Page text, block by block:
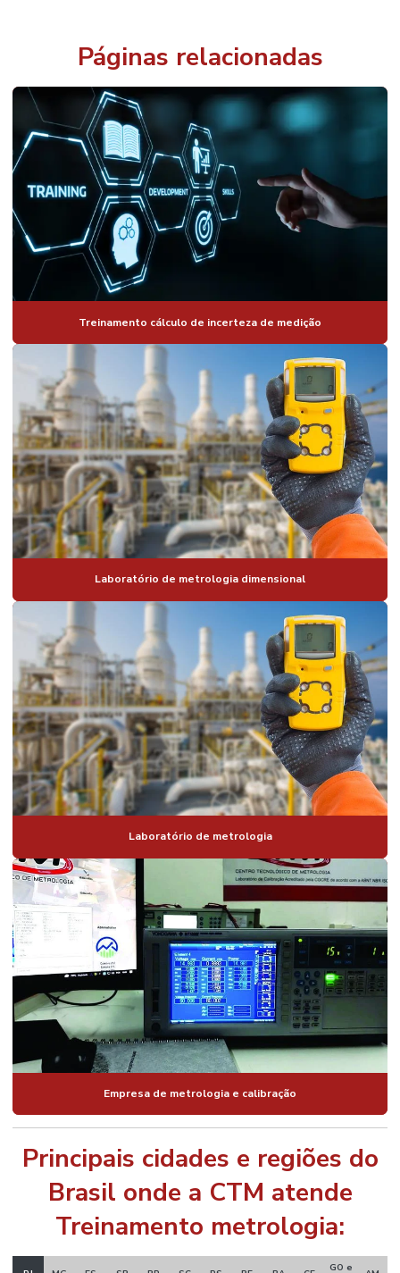
Páginas relacionadas
Treinamento cálculo de incerteza de medição
Laboratório de metrologia dimensional
Laboratório de metrologia
Empresa de metrologia e calibração
Principais cidades e regiões do
Brasil onde a CTM atende
Treinamento metrologia:
GO e